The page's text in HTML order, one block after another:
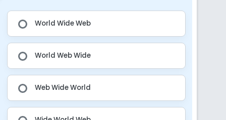
World Wide Web
World Web Wide
Web Wide World